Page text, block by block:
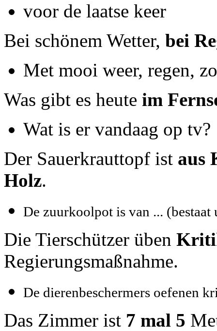
voor de laatse keer
Bei schönem Wetter, bei
Met mooi weer, regen,
Was gibt es heute im
Wat is er vandaag op tv?
Der Sauerkrauttopf ist aus
Holz.
De zuurkoolpot is van ... (bestaat
Die Tierschützer üben
Regierungsmaßnahme.
De dierenbeschermers oefenen
Das Zimmer ist 7 mal 5